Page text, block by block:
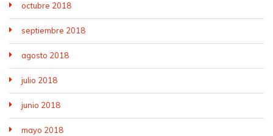
octubre 2018
septiembre 2018
agosto 2018
julio 2018
junio 2018
mayo 2018